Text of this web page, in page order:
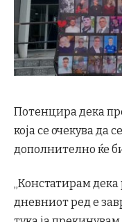
Потенцира дека
која се очекува да
дополнително ќе
„Констатирам дека
дневниот ред е